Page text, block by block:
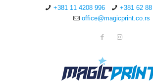
+381 11 4208 996
+381 62
office@magicprint.co.rs